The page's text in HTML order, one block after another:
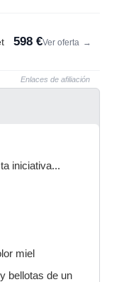
598 €Ver oferta →
Enlaces de afiliación
iniciativa...
miel
bellotas de un